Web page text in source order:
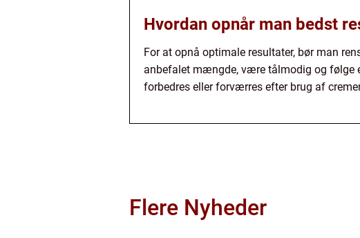
Hvordan opnår man bedst
For at opnå optimale resultater, bør man
anbefalet mængde, være tålmodig og følge
forbedres eller forværres efter brug af
Flere Nyheder